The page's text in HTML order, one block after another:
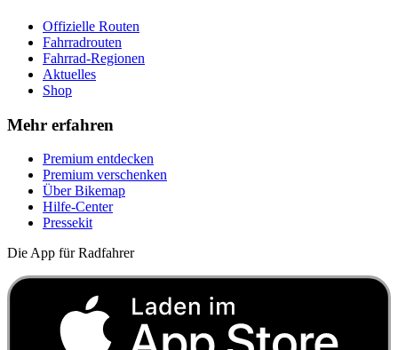
Offizielle Routen
Fahrradrouten
Fahrrad-Regionen
Aktuelles
Shop
Mehr erfahren
Premium entdecken
Premium verschenken
Über Bikemap
Hilfe-Center
Pressekit
Die App für Radfahrer